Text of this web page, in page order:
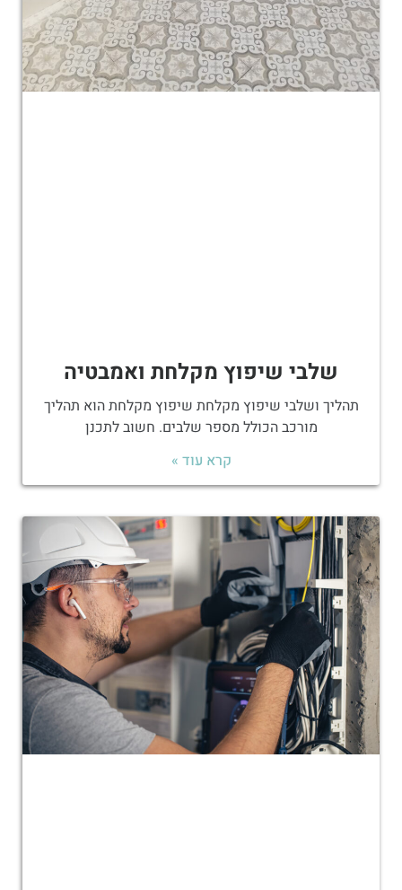
שלבי שיפוץ מקלחת ואמבטיה
תהליך ושלבי שיפוץ מקלחת שיפוץ מקלחת הוא תהליך
מורכב הכולל מספר שלבים. חשוב לתכנן
קרא עוד »